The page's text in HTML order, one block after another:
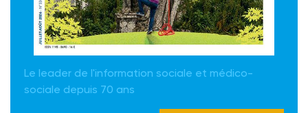
Le leader de l'information sociale et médico-
sociale depuis 70 ans